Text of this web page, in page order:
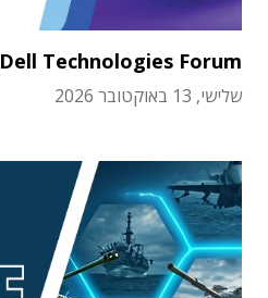
Dell Technologies Forum
שלישי, 13 באוקטובר 2026